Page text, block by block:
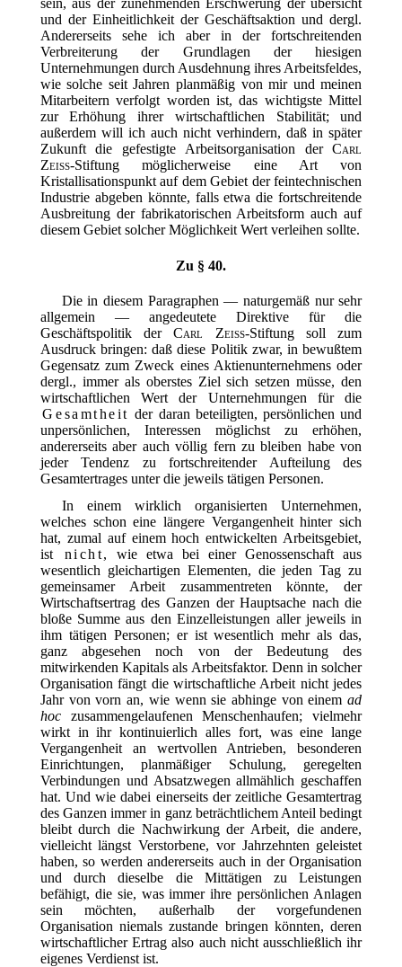
sein, aus der zunehmenden Erschwerung der übersicht
und der Einheitlichkeit der Geschäftsaktion und dergl.
Andererseits sehe ich aber in der fortschreitenden
Verbreiterung der Grundlagen der hiesigen
Unternehmungen durch Ausdehnung ihres Arbeitsfeldes,
wie solche seit Jahren planmäßig von mir und meinen
Mitarbeitern verfolgt worden ist, das wichtigste Mittel
zur Erhöhung ihrer wirtschaftlichen Stabilität; und
außerdem will ich auch nicht verhindern, daß in später
Zukunft die gefestigte Arbeitsorganisation derCarl
Zeiss-Stiftung möglicherweise eine Art von
Kristallisationspunkt auf dem Gebiet der feintechnischen
Industrie abgeben könnte, falls etwa die fortschreitende
Ausbreitung der fabrikatorischen Arbeitsform auch auf
diesem Gebiet solcher Möglichkeit Wert verleihen sollte.
Zu § 40.
Die in diesem Paragraphen — naturgemäß nur sehr
allgemein — angedeutete Direktive für die
Geschäftspolitik derCarl Zeiss-Stiftung soll zum
Ausdruck bringen: daß diese Politik zwar, in bewußtem
Gegensatz zum Zweck eines Aktienunternehmens oder
dergl., immer als oberstes Ziel sich setzen müsse, den
wirtschaftlichen Wert der
Unternehmungen für die
Gesamtheit der daran beteiligten, persönlichen und
unpersönlichen, Interessen möglichst zu erhöhen,
andererseits aber auch völlig fern zu bleiben habe von
jeder Tendenz zu fortschreitender Aufteilung des
Gesamtertrages unter die jeweils tätigen Personen.
In einem wirklich organisierten Unternehmen,
welches schon eine längere Vergangenheit hinter sich
hat, zumal auf einem hoch entwickelten Arbeitsgebiet,
ist
nicht, wie etwa bei einer Genossenschaft aus
wesentlich gleichartigen Elementen, die jeden Tag zu
gemeinsamer Arbeit zusammentreten könnte, der
Wirtschaftsertrag des Ganzen der Hauptsache nach die
bloße Summe aus den Einzelleistungen aller jeweils in
ihm tätigen Personen; er ist wesentlich mehr als das,
ganz abgesehen noch von der Bedeutung des
mitwirkenden Kapitals als Arbeitsfaktor. Denn in solcher
Organisation fängt die wirtschaftliche Arbeit nicht jedes
Jahr von vorn an, wie wenn sie abhinge von einemad
hoczusammengelaufenen Menschenhaufen; vielmehr
wirkt in ihr kontinuierlich alles fort, was eine lange
Vergangenheit an wertvollen Antrieben, besonderen
Einrichtungen, planmäßiger Schulung, geregelten
Verbindungen und Absatzwegen allmählich geschaffen
hat. Und wie dabei einerseits der zeitliche Gesamtertrag
des Ganzen immer in ganz beträchtlichem Anteil bedingt
bleibt durch die Nachwirkung der Arbeit, die andere,
vielleicht längst Verstorbene, vor Jahrzehnten geleistet
haben, so werden andererseits auch in der Organisation
und durch dieselbe die Mittätigen zu Leistungen
befähigt, die sie, was immer ihre persönlichen Anlagen
sein möchten, außerhalb der vorgefundenen
Organisation niemals zustande bringen könnten, deren
wirtschaftlicher Ertrag also auch nicht ausschließlich ihr
eigenes Verdienst ist.